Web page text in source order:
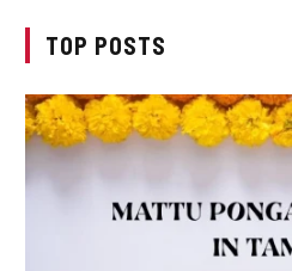
TOP POSTS